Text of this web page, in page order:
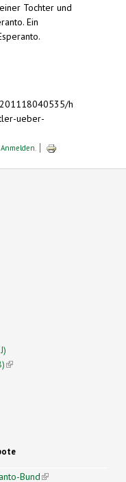
Tochter und
Ein
h
ueber-
Anmelden
(link is external)
Bund(link is